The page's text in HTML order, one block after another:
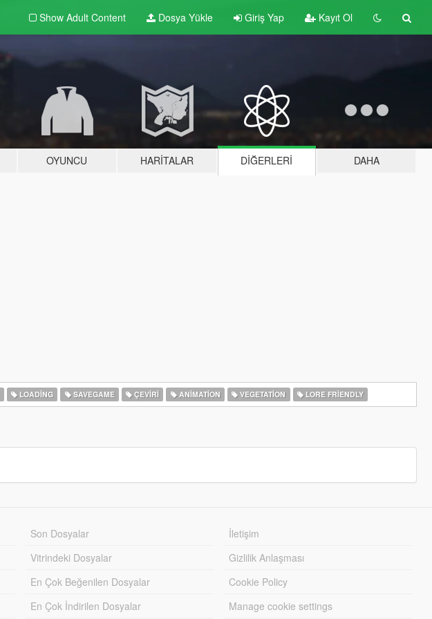
Show Adult Content Dosya Yükle Giriş Yap Kayıt Ol
OYUNCU HARITALAR DIĞERLERI DAHA
LOADING SAVEGAME ÇEVIRI ANIMATION VEGETATION LORE FRIENDLY
Son Dosyalar
Vitrindeki Dosyalar
En Çok Beğenilen Dosyalar
En Çok İndirilen Dosyalar
İletişim
Gizlilik Anlaşması
Cookie Policy
Manage cookie settings